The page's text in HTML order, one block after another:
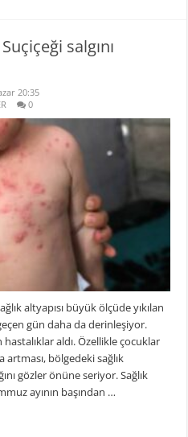
salgını
20:35
0
altyapısı büyük ölçüde yıkılan
gün daha da derinleşiyor.
aldı. Özellikle çocuklar
artması, bölgedeki sağlık
gözler önüne seriyor. Sağlık
ayının başından …